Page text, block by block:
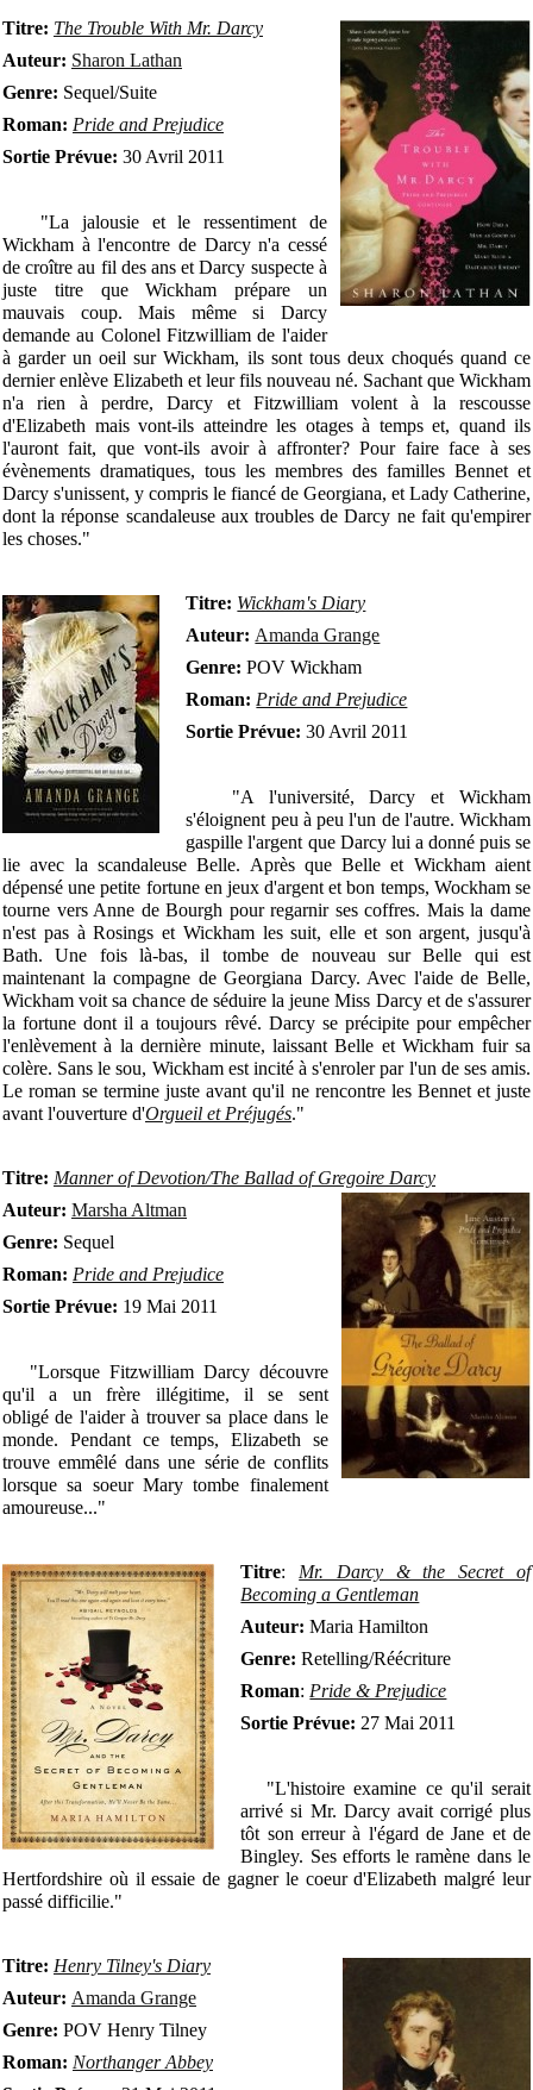
Titre: The Trouble With Mr. Darcy
Auteur: Sharon Lathan
Genre: Sequel/Suite
Roman: Pride and Prejudice
Sortie Prévue: 30 Avril 2011
"La jalousie et le ressentiment de
Wickham à l'encontre de Darcy n'a cessé
de croître au fil des ans et Darcy suspecte à
juste titre que Wickham prépare un
mauvais coup. Mais même si Darcy
demande au Colonel Fitzwilliam de l'aider
à garder un oeil sur Wickham, ils sont tous deux choqués quand ce
dernier enlève Elizabeth et leur fils nouveau né. Sachant que Wickham
n'a rien à perdre, Darcy et Fitzwilliam volent à la rescousse
d'Elizabeth mais vont-ils atteindre les otages à temps et, quand ils
l'auront fait, que vont-ils avoir à affronter? Pour faire face à ses
évènements dramatiques, tous les membres des familles Bennet et
Darcy s'unissent, y compris le fiancé de Georgiana, et Lady Catherine,
dont la réponse scandaleuse aux troubles de Darcy ne fait qu'empirer
les choses."
Titre: Wickham's Diary
Auteur: Amanda Grange
Genre: POV Wickham
Roman: Pride and Prejudice
Sortie Prévue: 30 Avril 2011
"A l'université, Darcy et Wickham
s'éloignent peu à peu l'un de l'autre. Wickham
gaspille l'argent que Darcy lui a donné puis se
lie avec la scandaleuse Belle. Après que Belle et Wickham aient
dépensé une petite fortune en jeux d'argent et bon temps, Wockham se
tourne vers Anne de Bourgh pour regarnir ses coffres. Mais la dame
n'est pas à Rosings et Wickham les suit, elle et son argent, jusqu'à
Bath. Une fois là-bas, il tombe de nouveau sur Belle qui est
maintenant la compagne de Georgiana Darcy. Avec l'aide de Belle,
Wickham voit sa chance de séduire la jeune Miss Darcy et de s'assurer
la fortune dont il a toujours rêvé. Darcy se précipite pour empêcher
l'enlèvement à la dernière minute, laissant Belle et Wickham fuir sa
colère. Sans le sou, Wickham est incité à s'enroler par l'un de ses amis.
Le roman se termine juste avant qu'il ne rencontre les Bennet et juste
avant l'ouverture d'Orgueil et Préjugés."
Titre: Manner of Devotion/The Ballad of Gregoire Darcy
Auteur: Marsha Altman
Genre: Sequel
Roman: Pride and Prejudice
Sortie Prévue: 19 Mai 2011
"Lorsque Fitzwilliam Darcy découvre
qu'il a un frère illégitime, il se sent
obligé de l'aider à trouver sa place dans le
monde. Pendant ce temps, Elizabeth se
trouve emmêlé dans une série de conflits
lorsque sa soeur Mary tombe finalement
amoureuse..."
Titre: Mr. Darcy & the Secret of
Becoming a Gentleman
Auteur: Maria Hamilton
Genre: Retelling/Réécriture
Roman: Pride & Prejudice
Sortie Prévue: 27 Mai 2011
"L'histoire examine ce qu'il serait
arrivé si Mr. Darcy avait corrigé plus
tôt son erreur à l'égard de Jane et de
Bingley. Ses efforts le ramène dans le
Hertfordshire où il essaie de gagner le coeur d'Elizabeth malgré leur
passé difficilie."
Titre: Henry Tilney's Diary
Auteur: Amanda Grange
Genre: POV Henry Tilney
Roman: Northanger Abbey